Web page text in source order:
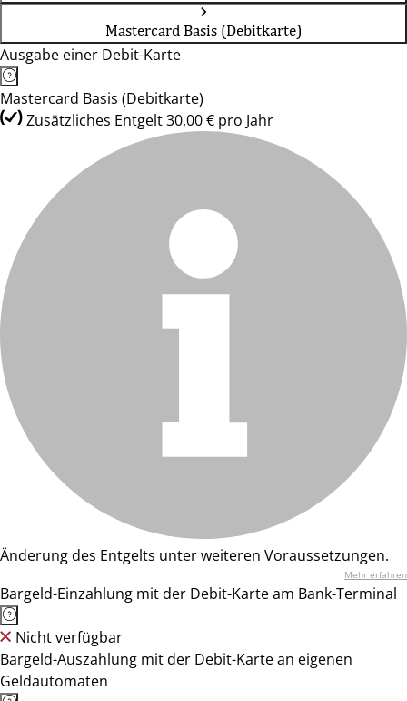
Mastercard Basis (Debitkarte)
Ausgabe einer Debit-Karte
Mastercard Basis (Debitkarte)
Zusätzliches Entgelt 30,00 € pro Jahr
Änderung des Entgelts unter weiteren Voraussetzungen.
Mehr erfahren
Bargeld-Einzahlung mit der Debit-Karte am Bank-Terminal
Nicht verfügbar
Bargeld-Auszahlung mit der Debit-Karte an eigenen
Geldautomaten